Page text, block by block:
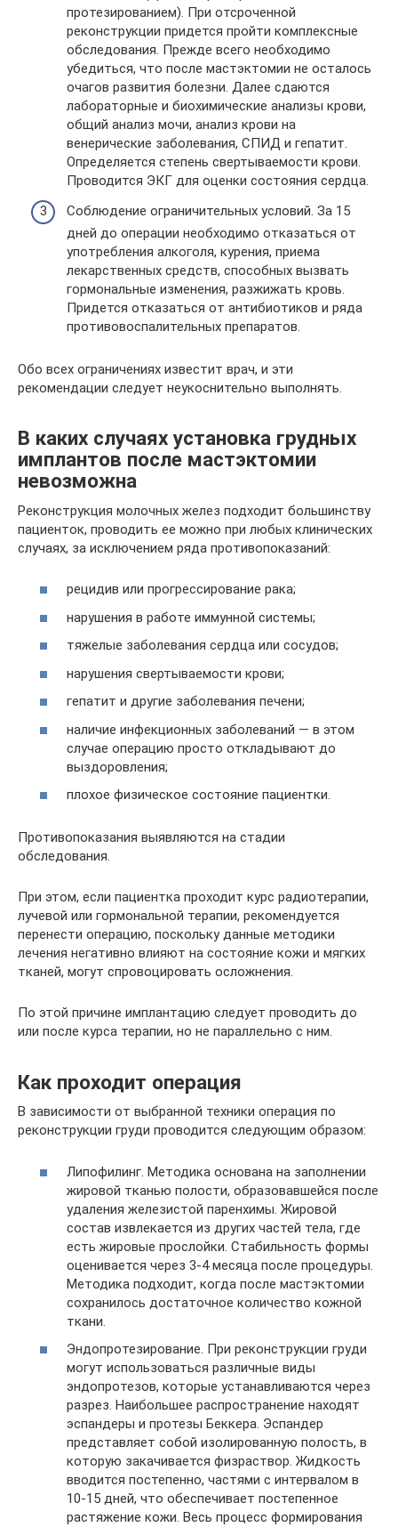
протезированием). При отсроченной
реконструкции придется пройти комплексные
обследования. Прежде всего необходимо
убедиться, что после мастэктомии не осталось
очагов развития болезни. Далее сдаются
лабораторные и биохимические анализы крови,
общий анализ мочи, анализ крови на
венерические заболевания, СПИД и гепатит.
Определяется степень свертываемости крови.
Проводится ЭКГ для оценки состояния сердца.
Соблюдение ограничительных условий. За 15
дней до операции необходимо отказаться от
употребления алкоголя, курения, приема
лекарственных средств, способных вызвать
гормональные изменения, разжижать кровь.
Придется отказаться от антибиотиков и ряда
противовоспалительных препаратов.
Обо всех ограничениях известит врач, и эти
рекомендации следует неукоснительно выполнять.
В каких случаях установка грудных
имплантов после мастэктомии
невозможна
Реконструкция молочных желез подходит большинству
пациенток, проводить ее можно при любых клинических
случаях, за исключением ряда противопоказаний:
рецидив или прогрессирование рака;
нарушения в работе иммунной системы;
тяжелые заболевания сердца или сосудов;
нарушения свертываемости крови;
гепатит и другие заболевания печени;
наличие инфекционных заболеваний — в этом
случае операцию просто откладывают до
выздоровления;
плохое физическое состояние пациентки.
Противопоказания выявляются на стадии
обследования.
При этом, если пациентка проходит курс радиотерапии,
лучевой или гормональной терапии, рекомендуется
перенести операцию, поскольку данные методики
лечения негативно влияют на состояние кожи и мягких
тканей, могут спровоцировать осложнения.
По этой причине имплантацию следует проводить до
или после курса терапии, но не параллельно с ним.
Как проходит операция
В зависимости от выбранной техники операция по
реконструкции груди проводится следующим образом:
Липофилинг. Методика основана на заполнении
жировой тканью полости, образовавшейся после
удаления железистой паренхимы. Жировой
состав извлекается из других частей тела, где
есть жировые прослойки. Стабильность формы
оценивается через 3-4 месяца после процедуры.
Методика подходит, когда после мастэктомии
сохранилось достаточное количество кожной
ткани.
Эндопротезирование. При реконструкции груди
могут использоваться различные виды
эндопротезов, которые устанавливаются через
разрез. Наибольшее распространение находят
эспандеры и протезы Беккера. Эспандер
представляет собой изолированную полость, в
которую закачивается физраствор. Жидкость
вводится постепенно, частями с интервалом в
10-15 дней, что обеспечивает постепенное
растяжение кожи. Весь процесс формирования